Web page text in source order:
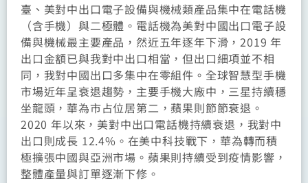
臺、美對中出口電子設備與機械類產品集中在電話機
（含手機）與二極體。電話機為美對中國出口電子設
備與機械最主要產品，然近五年逐年下滑，2019 年
出口金額已與我對中出口相當，但出口細項並不相
同，我對中國出口多集中在零組件。全球智慧型手機
市場近年呈衰退趨勢，主要手機大廠中，三星持續穩
坐龍頭，華為市占位居第二，蘋果則節節衰退。
2020 年以來，美對中出口電話機持續衰退，我對中
出口則成長 12.4%。在美中科技戰下，華為轉而積
極擴張中國與亞洲市場。蘋果則持續受到疫情影響，
整體產量與訂單逐漸下修。